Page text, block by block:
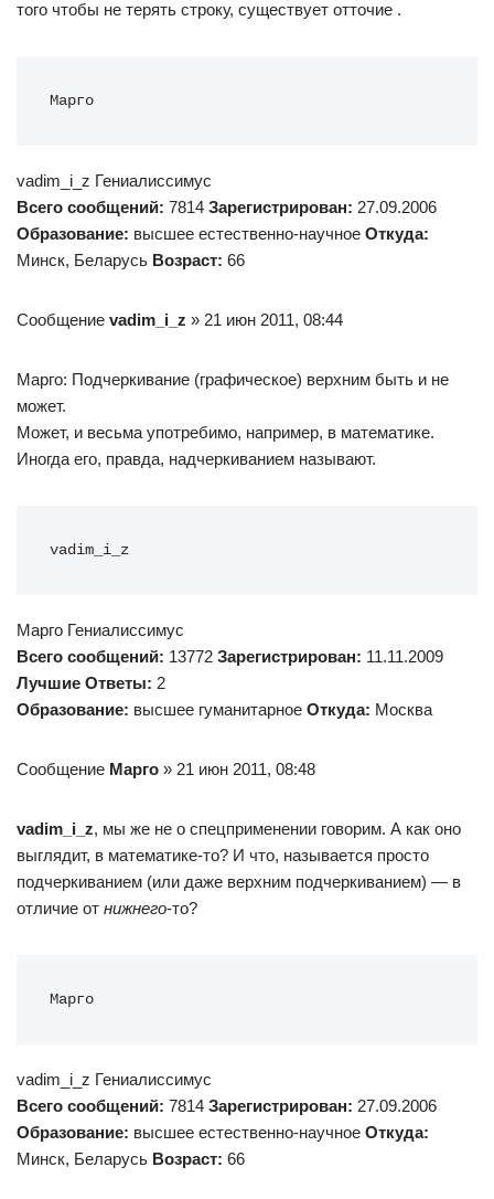
того чтобы не терять строку, существует отточие .
Марго
vadim_i_z Гениалиссимус
Всего сообщений: 7814 Зарегистрирован: 27.09.2006
Образование: высшее естественно-научное Откуда:
Минск, Беларусь Возраст: 66
Сообщение vadim_i_z » 21 июн 2011, 08:44
Марго: Подчеркивание (графическое) верхним быть и не
может.
Может, и весьма употребимо, например, в математике.
Иногда его, правда, надчеркиванием называют.
vadim_i_z
Марго Гениалиссимус
Всего сообщений: 13772 Зарегистрирован: 11.11.2009
Лучшие Ответы: 2
Образование: высшее гуманитарное Откуда: Моcква
Сообщение Марго » 21 июн 2011, 08:48
vadim_i_z, мы же не о спецприменении говорим. А как оно
выглядит, в математике-то? И что, называется просто
подчеркиванием (или даже верхним подчеркиванием) — в
отличие от нижнего-то?
Марго
vadim_i_z Гениалиссимус
Всего сообщений: 7814 Зарегистрирован: 27.09.2006
Образование: высшее естественно-научное Откуда:
Минск, Беларусь Возраст: 66